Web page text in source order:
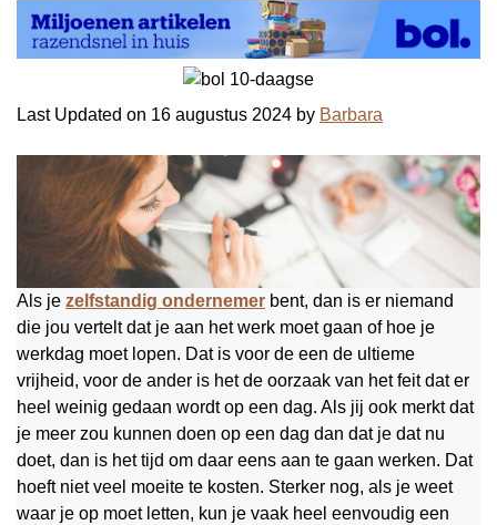
Last Updated on 16 augustus 2024 by Barbara
Als je zelfstandig ondernemer bent, dan is er niemand
die jou vertelt dat je aan het werk moet gaan of hoe je
werkdag moet lopen. Dat is voor de een de ultieme
vrijheid, voor de ander is het de oorzaak van het feit dat er
heel weinig gedaan wordt op een dag. Als jij ook merkt dat
je meer zou kunnen doen op een dag dan dat je dat nu
doet, dan is het tijd om daar eens aan te gaan werken. Dat
hoeft niet veel moeite te kosten. Sterker nog, als je weet
waar je op moet letten, kun je vaak heel eenvoudig een